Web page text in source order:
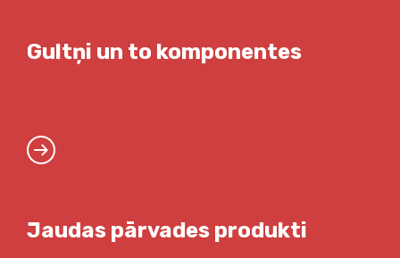
Gultņi un to komponentes
Jaudas pārvades produkti